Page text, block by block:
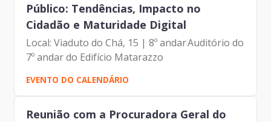
Público: Tendências, Impacto no
Cidadão e Maturidade Digital
Local: Viaduto do Chá, 15 | 8º andar Auditório do
7º andar do Edifício Matarazzo
EVENTO DO CALENDÁRIO
Reunião com a Procuradora Geral do